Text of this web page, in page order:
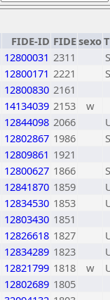
FIDE-ID FIDEsexo
12800031 2311
12800171 2221
12800830 2161
14134039 2153
w
12844098 2066
12802867 1986
12809861 1921
12800627 1866
12841870 1859
12834530 1853
12803430 1851
12826618 1827
12834289 1823
12821799 1818 w
12802689 1805